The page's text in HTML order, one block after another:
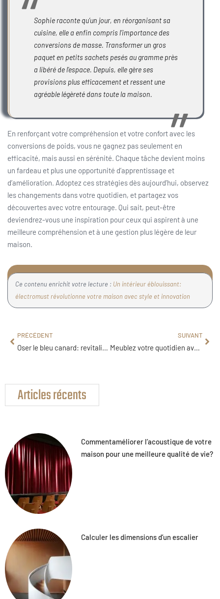
Sophie raconte qu’un jour, en réorganisant sa
cuisine, elle a enfin compris l’importance des
conversions de masse. Transformer un gros
paquet en petits sachets pesés au gramme près
a libéré de l’espace. Depuis, elle gère ses
provisions plus efficacement et ressent une
agréable légèreté dans toute la maison.
En renforçant votre compréhension et votre confort avec les
conversions de poids, vous ne gagnez pas seulement en
efficacité, mais aussi en sérénité. Chaque tâche devient moins
un fardeau et plus une opportunité d’apprentissage et
d’amélioration. Adoptez ces stratégies dès aujourd’hui, observez
les changements dans votre quotidien, et partagez vos
découvertes avec votre entourage. Qui sait, peut-être
deviendrez-vous une inspiration pour ceux qui aspirent à une
meilleure compréhension et à une gestion plus légère de leur
maison.
Ce contenu enrichit votre lecture : Un intérieur éblouissant:
électromust révolutionne votre maison avec style et innovation
PRÉCÉDENT SUIVANT
Meublez votre quotidien avec élégance : explorez les trésors uniques de Westwing
Articles récents
Commentaméliorer l’acoustique de votre
maison pour une meilleure qualité de vie?
Calculer les dimensions d’un escalier